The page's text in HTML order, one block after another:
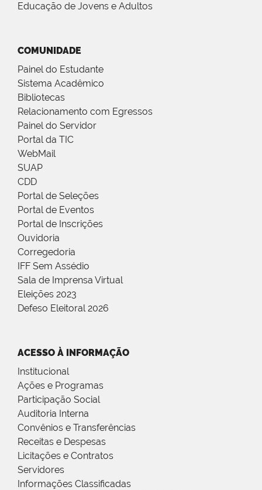
Educação de Jovens e Adultos
COMUNIDADE
Painel do Estudante
Sistema Acadêmico
Bibliotecas
Relacionamento com Egressos
Painel do Servidor
Portal da TIC
WebMail
SUAP
CDD
Portal de Seleções
Portal de Eventos
Portal de Inscrições
Ouvidoria
Corregedoria
IFF Sem Assédio
Sala de Imprensa Virtual
Eleições 2023
Defeso Eleitoral 2026
ACESSO À INFORMAÇÃO
Institucional
Ações e Programas
Participação Social
Auditoria Interna
Convênios e Transferências
Receitas e Despesas
Licitações e Contratos
Servidores
Informações Classificadas